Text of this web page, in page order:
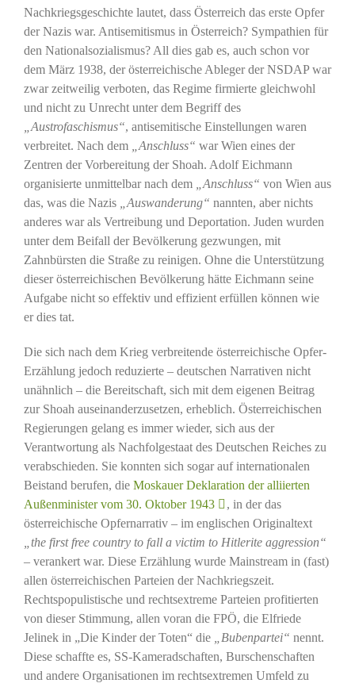
Nachkriegsgeschichte lautet, dass Österreich das erste Opfer
der Nazis war. Antisemitismus in Österreich? Sympathien für
den Nationalsozialismus? All dies gab es, auch schon vor
dem März 1938, der österreichische Ableger der NSDAP war
zwar zeitweilig verboten, das Regime firmierte gleichwohl
und nicht zu Unrecht unter dem Begriff des
„Austrofaschismus“, antisemitische Einstellungen waren
verbreitet. Nach dem
„Anschluss“ war Wien eines der
Zentren der Vorbereitung der Shoah. Adolf Eichmann
organisierte unmittelbar nach dem
„Anschluss“ von Wien aus
das, was die Nazis
„Auswanderung“ nannten, aber nichts
anderes war als Vertreibung und Deportation. Juden wurden
unter dem Beifall der Bevölkerung gezwungen, mit
Zahnbürsten die Straße zu reinigen. Ohne die Unterstützung
dieser österreichischen Bevölkerung hätte Eichmann seine
Aufgabe nicht so effektiv und effizient erfüllen können wie
er dies tat.
Die sich nach dem Krieg verbreitende österreichische Opfer-
Erzählung jedoch reduzierte – deutschen Narrativen nicht
unähnlich – die Bereitschaft, sich mit dem eigenen Beitrag
zur Shoah auseinanderzusetzen, erheblich. Österreichischen
Regierungen gelang es immer wieder, sich aus der
Verantwortung als Nachfolgestaat des Deutschen Reiches zu
verabschieden. Sie konnten sich sogar auf internationalen
Beistand berufen, die Moskauer Deklaration der alliierten
Außenminister vom 30. Oktober 1943
, in der das
österreichische Opfernarrativ – im englischen Originaltext
„the first free country to fall a victim to Hitlerite aggression“
– verankert war. Diese Erzählung wurde Mainstream in (fast)
allen österreichischen Parteien der Nachkriegszeit.
Rechtspopulistische und rechtsextreme Parteien profitierten
von dieser Stimmung, allen voran die FPÖ, die Elfriede
Jelinek in „Die Kinder der Toten“ die
„Bubenpartei“ nennt.
Diese schaffte es, SS-Kameradschaften, Burschenschaften
und andere Organisationen im rechtsextremen Umfeld zu